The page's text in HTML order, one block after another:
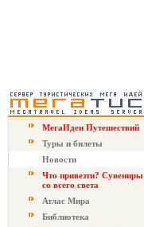
МегаИдеи Путешествий
Туры и билеты
Новости
Что привезти? Сувениры
со всего света
Атлас Мира
Библиотека